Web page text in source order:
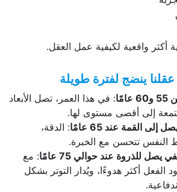
أكثر واقعية لكيفية عمل العقل.
عقلنا ينضج لفترة طويلة
: في هذا العمر، تصل الأبعاد
إلى أقصى مستوى لها.
القمة عند 65 عامًا
: الدقة،
النفس تتحسن مع الخبرة.
يصل للذروة عند حوالي 75 عامًا
: مع
الفعل أكثر هدوءًا، ويُدار التوتر بشكل